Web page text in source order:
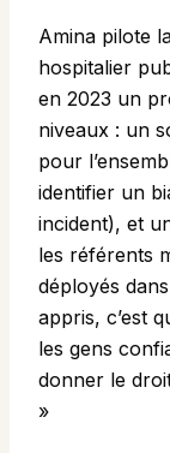
Amina pilote
hospitalier
en 2023 un
niveaux : un
pour
identifier un
incident), et
les référents
déployés
appris, c’est
les gens
donner le
»